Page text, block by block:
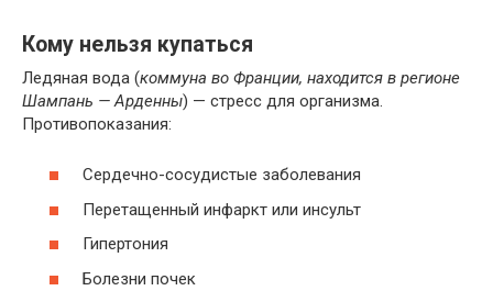
Кому нельзя купаться
Ледяная вода (коммуна во Франции, находится в регионе
Шампань — Арденны) — стресс для организма.
Противопоказания:
Сердечно-сосудистые заболевания
Перетащенный инфаркт или инсульт
Гипертония
Болезни почек